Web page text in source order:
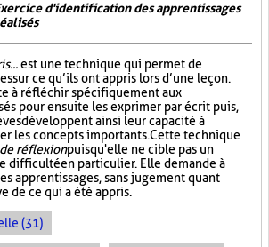
d'identification des apprentissages
est une technique qui permet de
sur ce qu’ils ont appris lors d’une leçon.
à réfléchir spécifiquement aux
pour ensuite les exprimer par écrit puis,
développent ainsi leur capacité à
les concepts importants. Cette technique
réflexionpuisqu'elle ne cible pas un
difficulté en particulier. Elle demande à
apprentissages, sans jugement quant
de ce qui a été appris.
(31)